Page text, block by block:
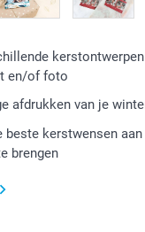
en/of foto
afdrukken van je
beste kerstwensen aan
brengen